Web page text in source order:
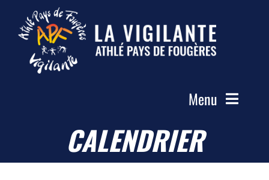
Passer
contenu
Menu
Le ClubCALENDRIER